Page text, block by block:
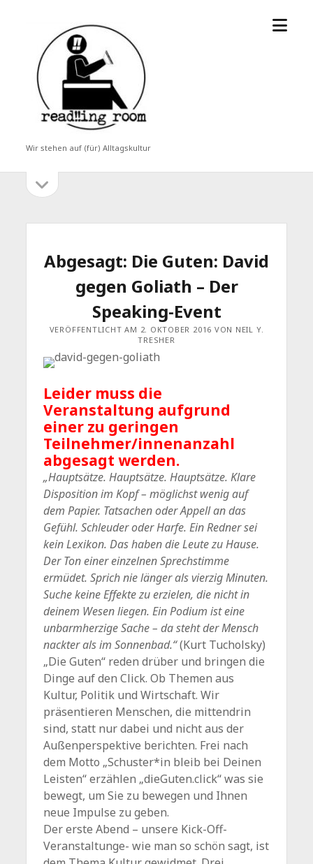
read!!ing
room
Wir stehen auf (für) Alltagskultur
Menü
Seitenleiste
öffnen
Abgesagt: Die Guten: David
gegen Goliath – Der
Speaking-Event
VERÖFFENTLICHT AM 2. OKTOBER 2016 VON NEIL Y.
TRESHER
Leider muss die
Veranstaltung aufgrund
einer zu geringen
Teilnehmer/innenanzahl
abgesagt werden.
„Hauptsätze. Hauptsätze. Hauptsätze. Klare
Disposition im Kopf – möglichst wenig auf
dem Papier. Tatsachen oder Appell an das
Gefühl. Schleuder oder Harfe. Ein Redner sei
kein Lexikon. Das haben die Leute zu Hause.
Der Ton einer einzelnen Sprechstimme
ermüdet. Sprich nie länger als vierzig Minuten.
Suche keine Effekte zu erzielen, die nicht in
deinem Wesen liegen. Ein Podium ist eine
unbarmherzige Sache – da steht der Mensch
nackter als im Sonnenbad.“(Kurt Tucholsky)
„Die Guten“ reden drüber und bringen die
Dinge auf den Click. Ob Themen aus
Kultur, Politik und Wirtschaft. Wir
präsentieren Menschen, die mittendrin
sind, statt nur dabei und nicht aus der
Außenperspektive berichten. Frei nach
dem Motto „Schuster*in bleib bei Deinen
Leisten“ erzählen „dieGuten.click“ was sie
bewegt, um Sie zu bewegen und Ihnen
neue Impulse zu geben.
Der erste Abend – unsere Kick-Off-
Veranstaltunge- wie man so schön sagt, ist